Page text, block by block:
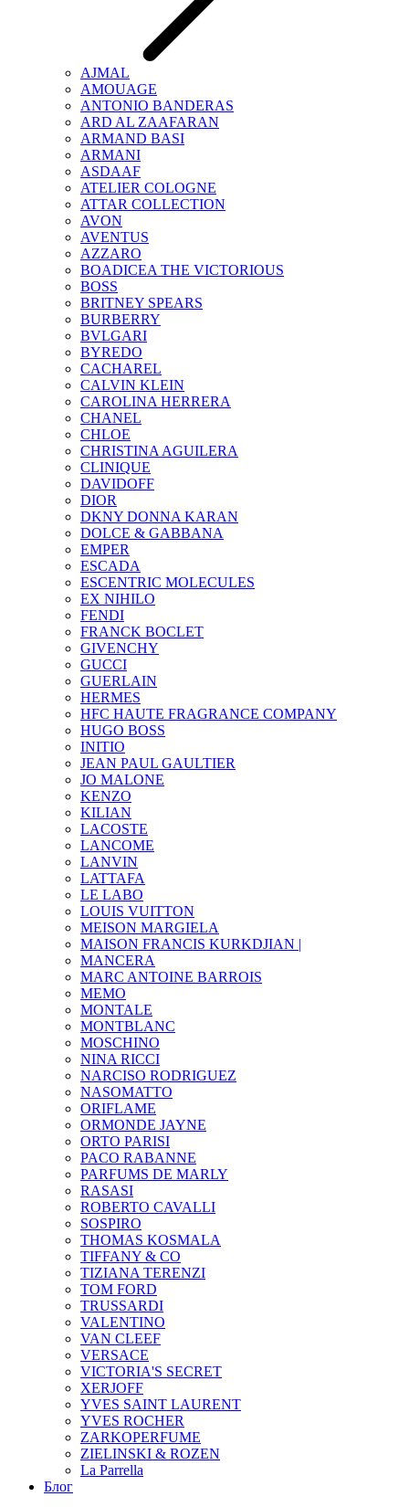
AJMAL
AMOUAGE
ANTONIO BANDERAS
ARD AL ZAAFARAN
ARMAND BASI
ARMANI
ASDAAF
ATELIER COLOGNE
ATTAR COLLECTION
AVON
AVENTUS
AZZARO
BOADICEA THE VICTORIOUS
BOSS
BRITNEY SPEARS
BURBERRY
BVLGARI
BYREDO
CACHAREL
CALVIN KLEIN
CAROLINA HERRERA
CHANEL
CHLOE
CHRISTINA AGUILERA
CLINIQUE
DAVIDOFF
DIOR
DKNY DONNA KARAN
DOLCE & GABBANA
EMPER
ESCADA
ESCENTRIC MOLECULES
EX NIHILO
FENDI
FRANCK BOCLET
GIVENCHY
GUCCI
GUERLAIN
HERMES
HFC HAUTE FRAGRANCE COMPANY
HUGO BOSS
INITIO
JEAN PAUL GAULTIER
JO MALONE
KENZO
KILIAN
LACOSTE
LANCOME
LANVIN
LATTAFA
LE LABO
LOUIS VUITTON
MEISON MARGIELA
MAISON FRANCIS KURKDJIAN |
MANCERA
MARC ANTOINE BARROIS
MEMO
MONTALE
MONTBLANC
MOSCHINO
NINA RICCI
NARCISO RODRIGUEZ
NASOMATTO
ORIFLAME
ORMONDE JAYNE
ORTO PARISI
PACO RABANNE
PARFUMS DE MARLY
RASASI
ROBERTO CAVALLI
SOSPIRO
THOMAS KOSMALA
TIFFANY & CO
TIZIANA TERENZI
TOM FORD
TRUSSARDI
VALENTINO
VAN CLEEF
VERSACE
VICTORIA'S SECRET
XERJOFF
YVES SAINT LAURENT
YVES ROCHER
ZARKOPERFUME
ZIELINSKI & ROZEN
La Parrella
Блог